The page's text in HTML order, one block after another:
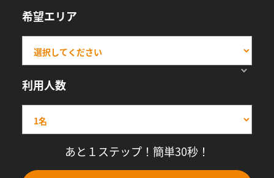
希望エリア
利用人数
あと１ステップ！簡単30秒！